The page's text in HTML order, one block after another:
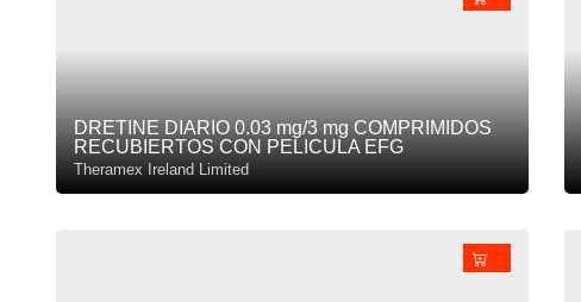
DRETINE DIARIO 0.03 mg/3 mg COMPRIMIDOS
RECUBIERTOS CON PELICULA EFG
Theramex Ireland Limited